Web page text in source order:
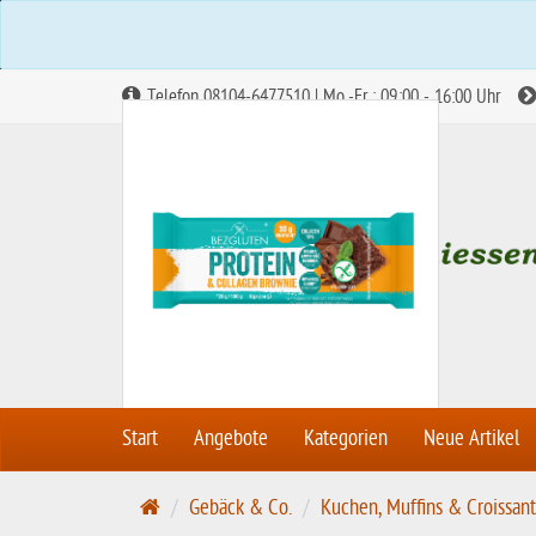
Telefon 08104-6477510 | Mo.-Fr.: 09:00 - 16:00 Uhr
Start Angebote Kategorien Neue Artikel
S
Gebäck & Co. Kuchen, Muffins &
Abbildung ähnlich